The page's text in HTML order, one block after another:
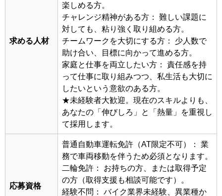
求める人材
楽しめる方。
チャレンジ精神がある方： 難しい課題に
対しても、粘り強く取り組める方。
チームワークを大切にする方： 少人数で
助け合い、目標に向かって進める方。
家庭と仕事を両立したい方： 責任感を持
って仕事に取り組みつつ、私生活も大切に
したいという意欲のある方。
★未経験者大歓迎。現在のスキルよりも、
あなたの「伸びしろ」と「熱量」を重視し
て採用します。
応募資格
普通自動車運転免許（AT限定不可）： 業
務で車両移動を伴うため必須となります。
二輪免許： お持ちの方、または取得予定
の方（取得支援も相談可能です）。
経験不問： バイク業界未経験、異業種か